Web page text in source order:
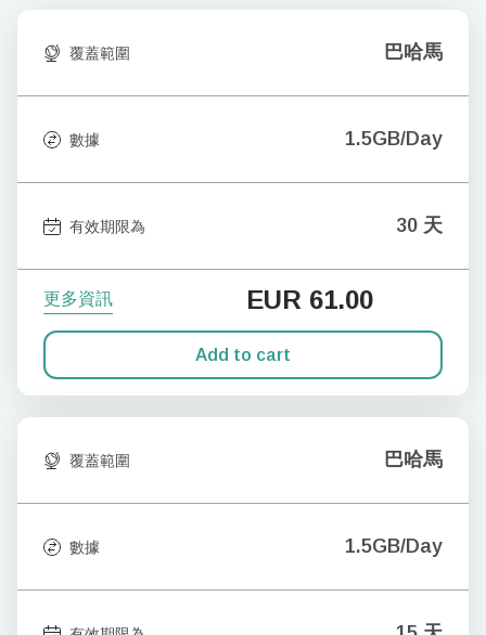
覆蓋範圍 巴哈馬
數據 1.5GB/Day
有效期限為 30 天
更多資訊 EUR 61.00
Add to cart
覆蓋範圍 巴哈馬
數據 1.5GB/Day